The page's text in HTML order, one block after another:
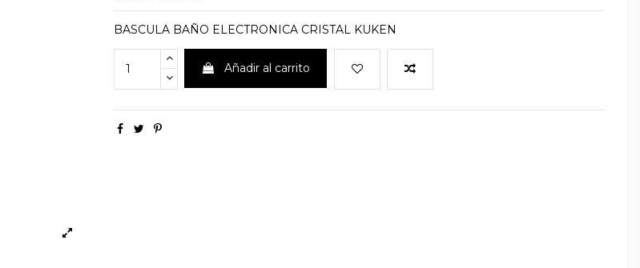
BASCULA BAÑO ELECTRONICA CRISTAL KUKEN
Añadir al carrito